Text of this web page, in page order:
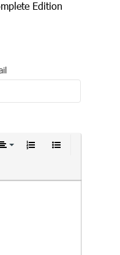
Edition
текста
спойлера